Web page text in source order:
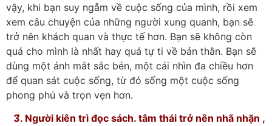
vậy, khi bạn suy ngẫm về cuộc sống của mình, rồi xem
xem câu chuyện của những người xung quanh, bạn sẽ
trở nên khách quan và thực tế hơn. Bạn sẽ không còn
quá cho mình là nhất hay quá tự ti về bản thân. Bạn sẽ
dùng một ánh mắt sắc bén, một cái nhìn đa chiều hơn
để quan sát cuộc sống, từ đó sống một cuộc sống
phong phú và trọn vẹn hơn.
3̛̛. Người kiên trì đọc sách. tâm thái trở nên nhã nhặn ,